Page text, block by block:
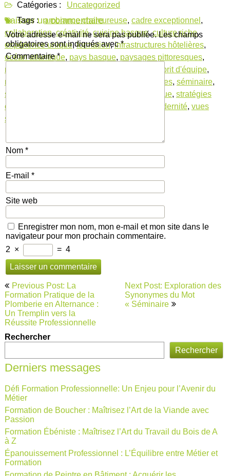
Catégories :
Uncategorized
Tags : ambiance chaleureuse, cadre exceptionnel ,
collaboration,créativité,cuisine basque,culture riche,
expérience unique,formation,infrastructures hôtelières,
océan atlantique, pays basque, paysages pittoresques,
réflexion et innovation
renforcement de l'esprit d'équipe,
réunions d'équipe
salles de réunion équipées, séminaire,
séminaire inoubliable
seminaire pays basque, stratégies
commerciales prometteuses
tradition et modernité, vues
spectaculaires
Laisser un commentaire
Votre adresse e-mail ne sera pas publiée. Les champs
obligatoires sont indiqués avec*
Commentaire*
Nom *
E-mail *
Site web
Enregistrer mon nom, mon e-mail et mon site dans le
navigateur pour mon prochain commentaire.
2 × = 4
Navigation
de
l’article
Previous Post: La
Formation Pratique de la
Plomberie en Alternance :
Un Tremplin vers la
Réussite Professionnelle
Next Post: Exploration des
Synonymes du Mot
« Séminaire
Rechercher
Rechercher
Derniers messages
Défi Formation Professionnelle: Un Enjeu pour l’Avenir du
Métier
Formation de Boucher : Maîtrisez l’Art de la Viande avec
Passion
Formation Ébéniste : Maîtrisez l’Art du Travail du Bois de A
à Z
Épanouissement Professionnel : L’Équilibre entre Métier et
Formation